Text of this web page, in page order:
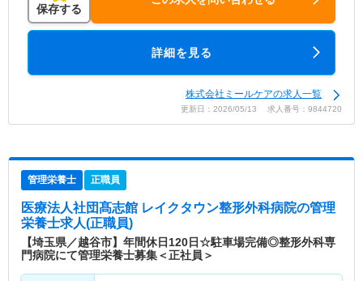
保存する
詳細を見る
株式会社ミールケアの求人一覧
更新日：2026/05/13 求人番号：9844720
管理栄養士 正職員
医療法人社団髙志館 レイクタウン整形外科病院の管理
栄養士求人(正職員)
【埼玉県／越谷市】年間休日120日☆駐車場完備◎整形外科専
門病院にて管理栄養士募集＜正社員＞